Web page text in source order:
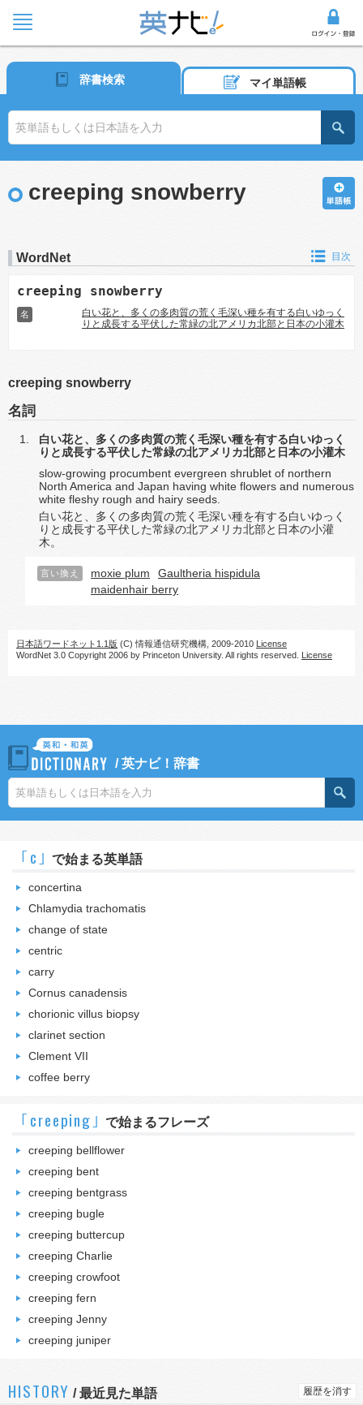
辞書検索 マイ単語帳
creeping snowberry
WordNet 目次
creeping snowberry
名
白い花と、多くの多肉質の荒く毛深い種を有する白いゆっく
りと成長する平伏した常緑の北アメリカ北部と日本の小灌木
creeping snowberry
名詞
白い花と、多くの多肉質の荒く毛深い種を有する白いゆっく
りと成長する平伏した常緑の北アメリカ北部と日本の小灌木
slow-growing procumbent evergreen shrublet of northern
North America and Japan having white flowers and numerous
white fleshy rough and hairy seeds.
白い花と、多くの多肉質の荒く毛深い種を有する白いゆっく
りと成長する平伏した常緑の北アメリカ北部と日本の小灌
木。
言い換え moxie plum
Gaultheria hispidula
maidenhair berry
日本語ワードネット1.1版 (C) 情報通信研究機構, 2009-2010 License
WordNet 3.0 Copyright 2006 by Princeton University. All rights reserved. License
/英ナビ！辞書
｢c｣ で始まる英単語
concertina
Chlamydia trachomatis
change of state
centric
carry
Cornus canadensis
chorionic villus biopsy
clarinet section
Clement VII
coffee berry
｢creeping｣ で始まるフレーズ
creeping bellflower
creeping bent
creeping bentgrass
creeping bugle
creeping buttercup
creeping Charlie
creeping crowfoot
creeping fern
creeping Jenny
creeping juniper
HISTORY /最近見た単語 履歴を消す